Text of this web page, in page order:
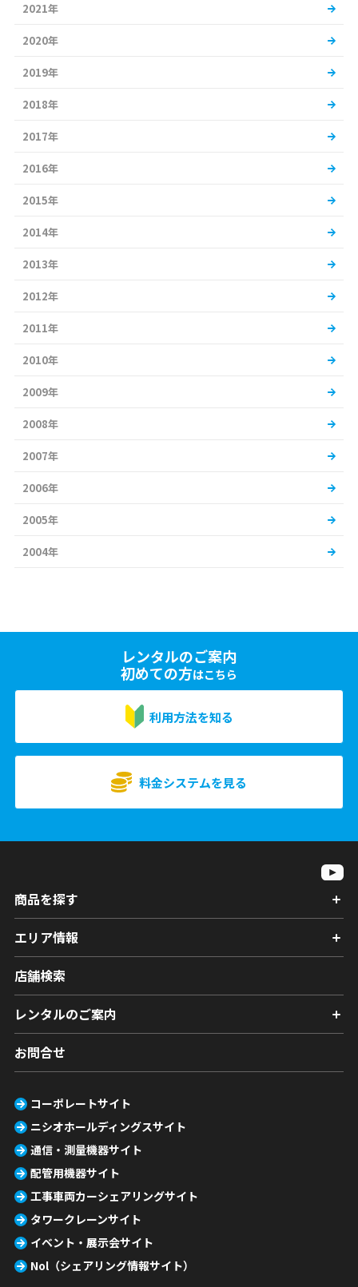
2021年
2020年
2019年
2018年
2017年
2016年
2015年
2014年
2013年
2012年
2011年
2010年
2009年
2008年
2007年
2006年
2005年
2004年
レンタルのご案内
初めての方はこちら
利用方法を知る
料金システムを見る
商品を探す
エリア情報
店舗検索
レンタルのご案内
お問合せ
コーポレートサイト
ニシオホールディングスサイト
通信・測量機器サイト
配管用機器サイト
工事車両カーシェアリングサイト
タワークレーンサイト
イベント・展示会サイト
Nol（シェアリング情報サイト）